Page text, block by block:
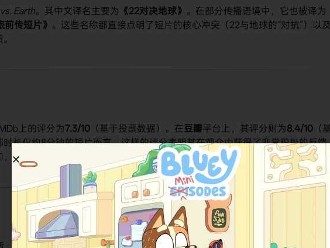
Earth。其中文译名主要为​ ​《22对决地球》​ ​。在部分传播语境中，它也被译为​
前传短片》​ 。这些名称都直接点明了短片的核心冲突（22与地球的“对抗”）以
上的评分为​​7.3/10​ ​（基于投票数据）。在​​豆瓣​​平台上，其评分则为​​8.4/10​ （
长仅约8分钟的短片而言，这样的评分表明其在观众中获得了非常积极的反馈
认为其完美地延续了《心灵奇旅的精神内核》。
，但亮点纷呈，以其独特的视角和深刻的内涵吸引了观众：